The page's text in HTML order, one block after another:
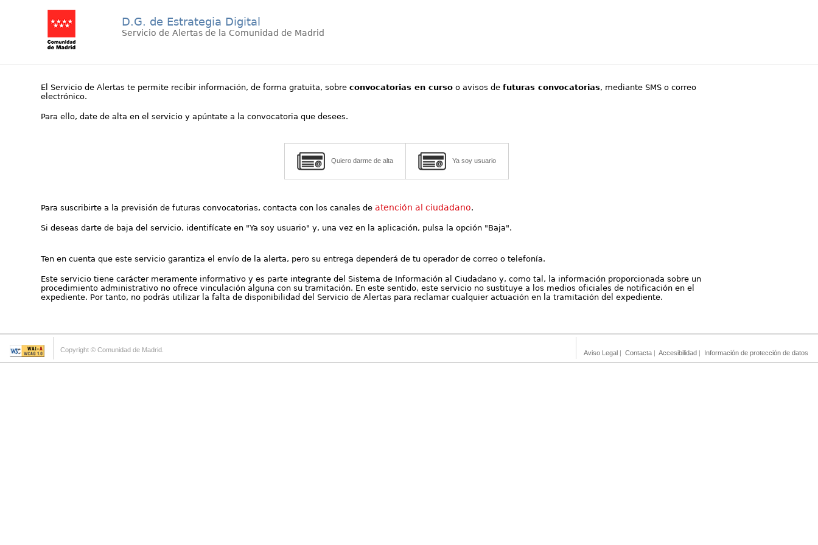
D.G. de Estrategia Digital
Servicio de Alertas de la Comunidad de Madrid
El Servicio de Alertas te permite recibir información, de forma gratuita, sobreconvocatorias en curso o avisos defuturas convocatorias, mediante SMS o correo
electrónico.
Para ello, date de alta en el servicio y apúntate a la convocatoria que desees.
Quiero darme de alta Ya soy usuario
Para suscribirte a la previsión de futuras convocatorias, contacta con los canales deatención al ciudadano.
Si deseas darte de baja del servicio, identifícate en "Ya soy usuario" y, una vez en la aplicación, pulsa la opción "Baja".
Ten en cuenta que este servicio garantiza el envío de la alerta, pero su entrega dependerá de tu operador de correo o telefonía.
Este servicio tiene carácter meramente informativo y es parte integrante del Sistema de Información al Ciudadano y, como tal, la información proporcionada sobre un
procedimiento administrativo no ofrece vinculación alguna con su tramitación. En este sentido, este servicio no sustituye a los medios oficiales de notificación en el
expediente. Por tanto, no podrás utilizar la falta de disponibilidad del Servicio de Alertas para reclamar cualquier actuación en la tramitación del expediente.
Copyright © Comunidad de Madrid. Aviso Legal | Contacta | Accesibilidad | Información de protección de datos